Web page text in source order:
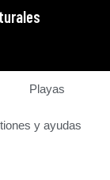
Playas
y ayudas